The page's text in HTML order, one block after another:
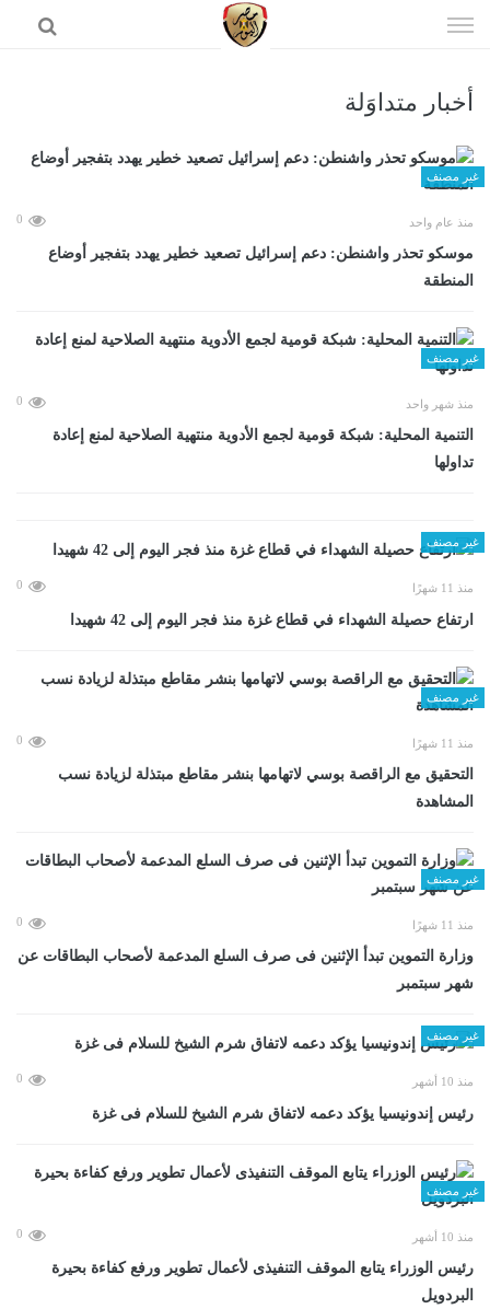
الى
أخبار متداوَلة
غير مصنف
منذ عام واحد 0
موسكو تحذر واشنطن: دعم إسرائيل تصعيد خطير يهدد بتفجير أوضاع
المنطقة
غير مصنف
منذ شهر واحد 0
التنمية المحلية: شبكة قومية لجمع الأدوية منتهية الصلاحية لمنع إعادة
تداولها
غير مصنف
منذ 11 شهرًا 0
ارتفاع حصيلة الشهداء في قطاع غزة منذ فجر اليوم إلى 42 شهيدا
غير مصنف
منذ 11 شهرًا 0
التحقيق مع الراقصة بوسي لاتهامها بنشر مقاطع مبتذلة لزيادة نسب
المشاهدة
غير مصنف
منذ 11 شهرًا 0
وزارة التموين تبدأ الإثنين فى صرف السلع المدعمة لأصحاب البطاقات عن
شهر سبتمبر
غير مصنف
منذ 10 أشهر 0
رئيس إندونيسيا يؤكد دعمه لاتفاق شرم الشيخ للسلام فى غزة
غير مصنف
منذ 10 أشهر 0
رئيس الوزراء يتابع الموقف التنفيذى لأعمال تطوير ورفع كفاءة بحيرة
البردويل